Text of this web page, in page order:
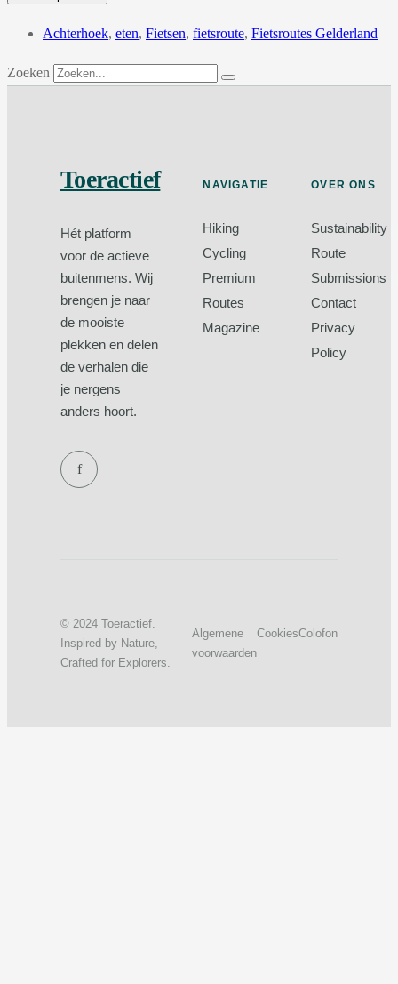
Achterhoek, eten, Fietsen, fietsroute, Fietsroutes Gelderland
Zoeken
Toeractief
Hét platform
voor de actieve
buitenmens. Wij
brengen je naar
de mooiste
plekken en delen
de verhalen die
je nergens
anders hoort.
f
NAVIGATIE
Hiking
Cycling
Premium
Routes
Magazine
OVER ONS
Sustainability
Route
Submissions
Contact
Privacy
Policy
© 2024 Toeractief.
Inspired by Nature,
Crafted for Explorers.
Algemene
voorwaarden
CookiesColofon